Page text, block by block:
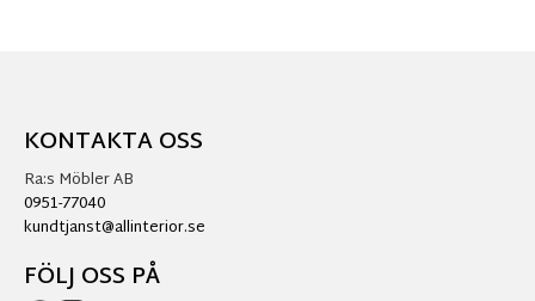
KONTAKTA OSS
Ra:s Möbler AB
0951-77040
kundtjanst@allinterior.se
FÖLJ OSS PÅ